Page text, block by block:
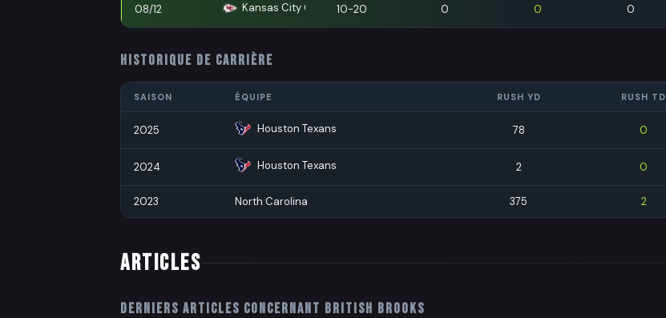
08/12 Kansas City Chiefs 10-20 0 0 0
HISTORIQUE DE CARRIÈRE
SAISON ÉQUIPE RUSH YD RUSH TD
2025 Houston Texans 78 0
2024 Houston Texans 2 0
2023 North Carolina 375 2
ARTICLES
Derniers articles concernant British Brooks